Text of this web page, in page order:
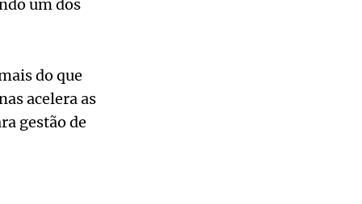
um dos
do que
acelera as
gestão de